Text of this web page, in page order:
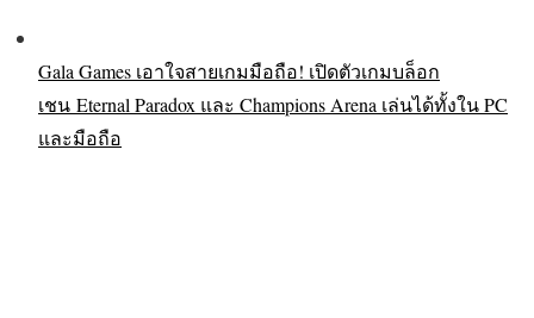
Gala Games เอาใจสายเกมมือถือ! เปิดตัวเกมบล็อก
เชน Eternal Paradox และ Champions Arena เล่นได้ทั้งใน PC
และมือถือ